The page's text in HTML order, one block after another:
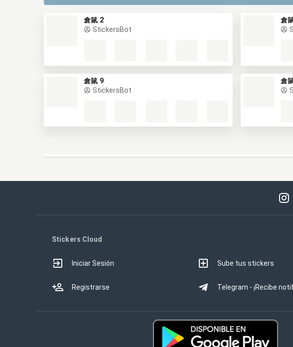
倉鼠 2
StickersBot
倉
倉鼠 9
StickersBot
倉
Stickers Cloud
Iniciar Sesión
Registrarse
Sube tus stickers
Telegram - ¡Recibe